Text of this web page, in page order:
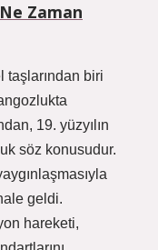
Zaman
taşlarından biri
19. yüzyılın
söz konusudur.
geldi.
hareketi,